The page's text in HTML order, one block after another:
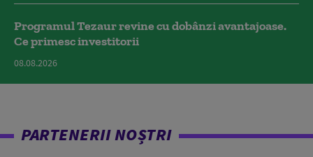
Programul Tezaur revine cu dobânzi avantajoase.
Ce primesc investitorii
08.08.2026
PARTENERII NOȘTRI